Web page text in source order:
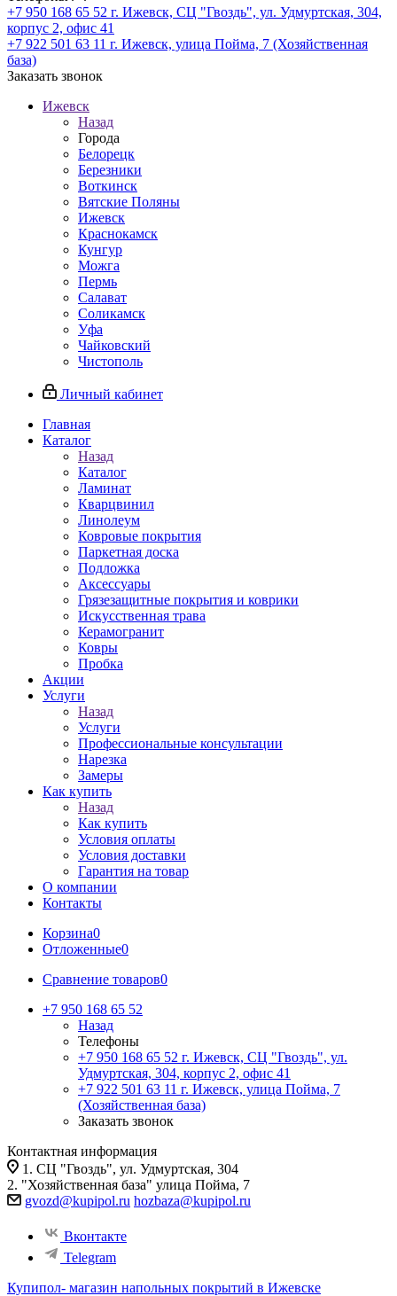
+7 950 168 65 52 г. Ижевск, СЦ "Гвоздь", ул. Удмуртская, 304,
корпус 2, офис 41
+7 922 501 63 11 г. Ижевск, улица Пойма, 7 (Хозяйственная
база)
Заказать звонок
Ижевск
Назад
Города
Белорецк
Березники
Воткинск
Вятские Поляны
Ижевск
Краснокамск
Кунгур
Можга
Пермь
Салават
Соликамск
Уфа
Чайковский
Чистополь
Личный кабинет
Главная
Каталог
Назад
Каталог
Ламинат
Кварцвинил
Линолеум
Ковровые покрытия
Паркетная доска
Подложка
Аксессуары
Грязезащитные покрытия и коврики
Искусственная трава
Керамогранит
Ковры
Пробка
Акции
Услуги
Назад
Услуги
Профессиональные консультации
Нарезка
Замеры
Как купить
Назад
Как купить
Условия оплаты
Условия доставки
Гарантия на товар
О компании
Контакты
Корзина0
Отложенные0
Сравнение товаров0
+7 950 168 65 52
Назад
Телефоны
+7 950 168 65 52 г. Ижевск, СЦ "Гвоздь", ул.
Удмуртская, 304, корпус 2, офис 41
+7 922 501 63 11 г. Ижевск, улица Пойма, 7
(Хозяйственная база)
Заказать звонок
Контактная информация
1. СЦ "Гвоздь", ул. Удмуртская, 304
2. "Хозяйственная база" улица Пойма, 7
gvozd@kupipol.ru hozbaza@kupipol.ru
Вконтакте
Telegram
Купипол- магазин напольных покрытий в Ижевске